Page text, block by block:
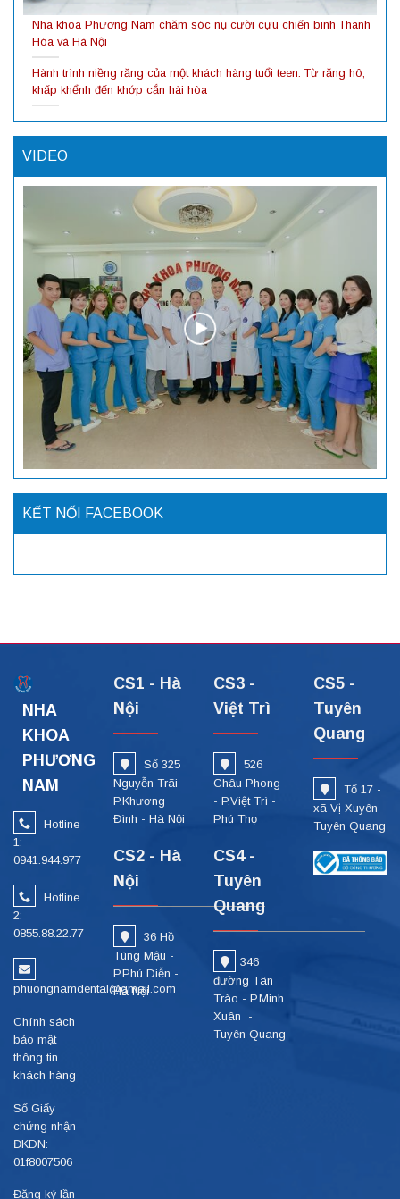
Nha khoa Phương Nam chăm sóc nụ cười cựu chiến binh Thanh
Hóa và Hà Nội
Hành trình niềng răng của một khách hàng tuổi teen: Từ răng hô,
khấp khểnh đến khớp cắn hài hòa
VIDEO
KẾT NỐI FACEBOOK
NHA
KHOA
PHƯƠNG
NAM
Hotline
1:
0941.944.977
Hotline
2:
0855.88.22.77
phuongnamdental@gmail.com
Chính sách
bảo mật
thông tin
khách hàng
Số Giấy
chứng nhận
ĐKDN:
01f8007506
Đăng ký lần
CS1 - Hà
Nội
Số 325
Nguyễn Trãi -
P.Khương
Đình - Hà Nội
CS2 - Hà
Nội
36 Hồ
Tùng Mậu -
P.Phú Diễn -
Hà Nội
CS3 -
Việt Trì
526
Châu Phong
- P.Việt Trì -
Phú Thọ
CS4 -
Tuyên
Quang
346
đường Tân
Trào - P.Minh
Xuân -
Tuyên Quang
CS5 -
Tuyên
Quang
Tổ 17 -
xã Vị Xuyên -
Tuyên Quang